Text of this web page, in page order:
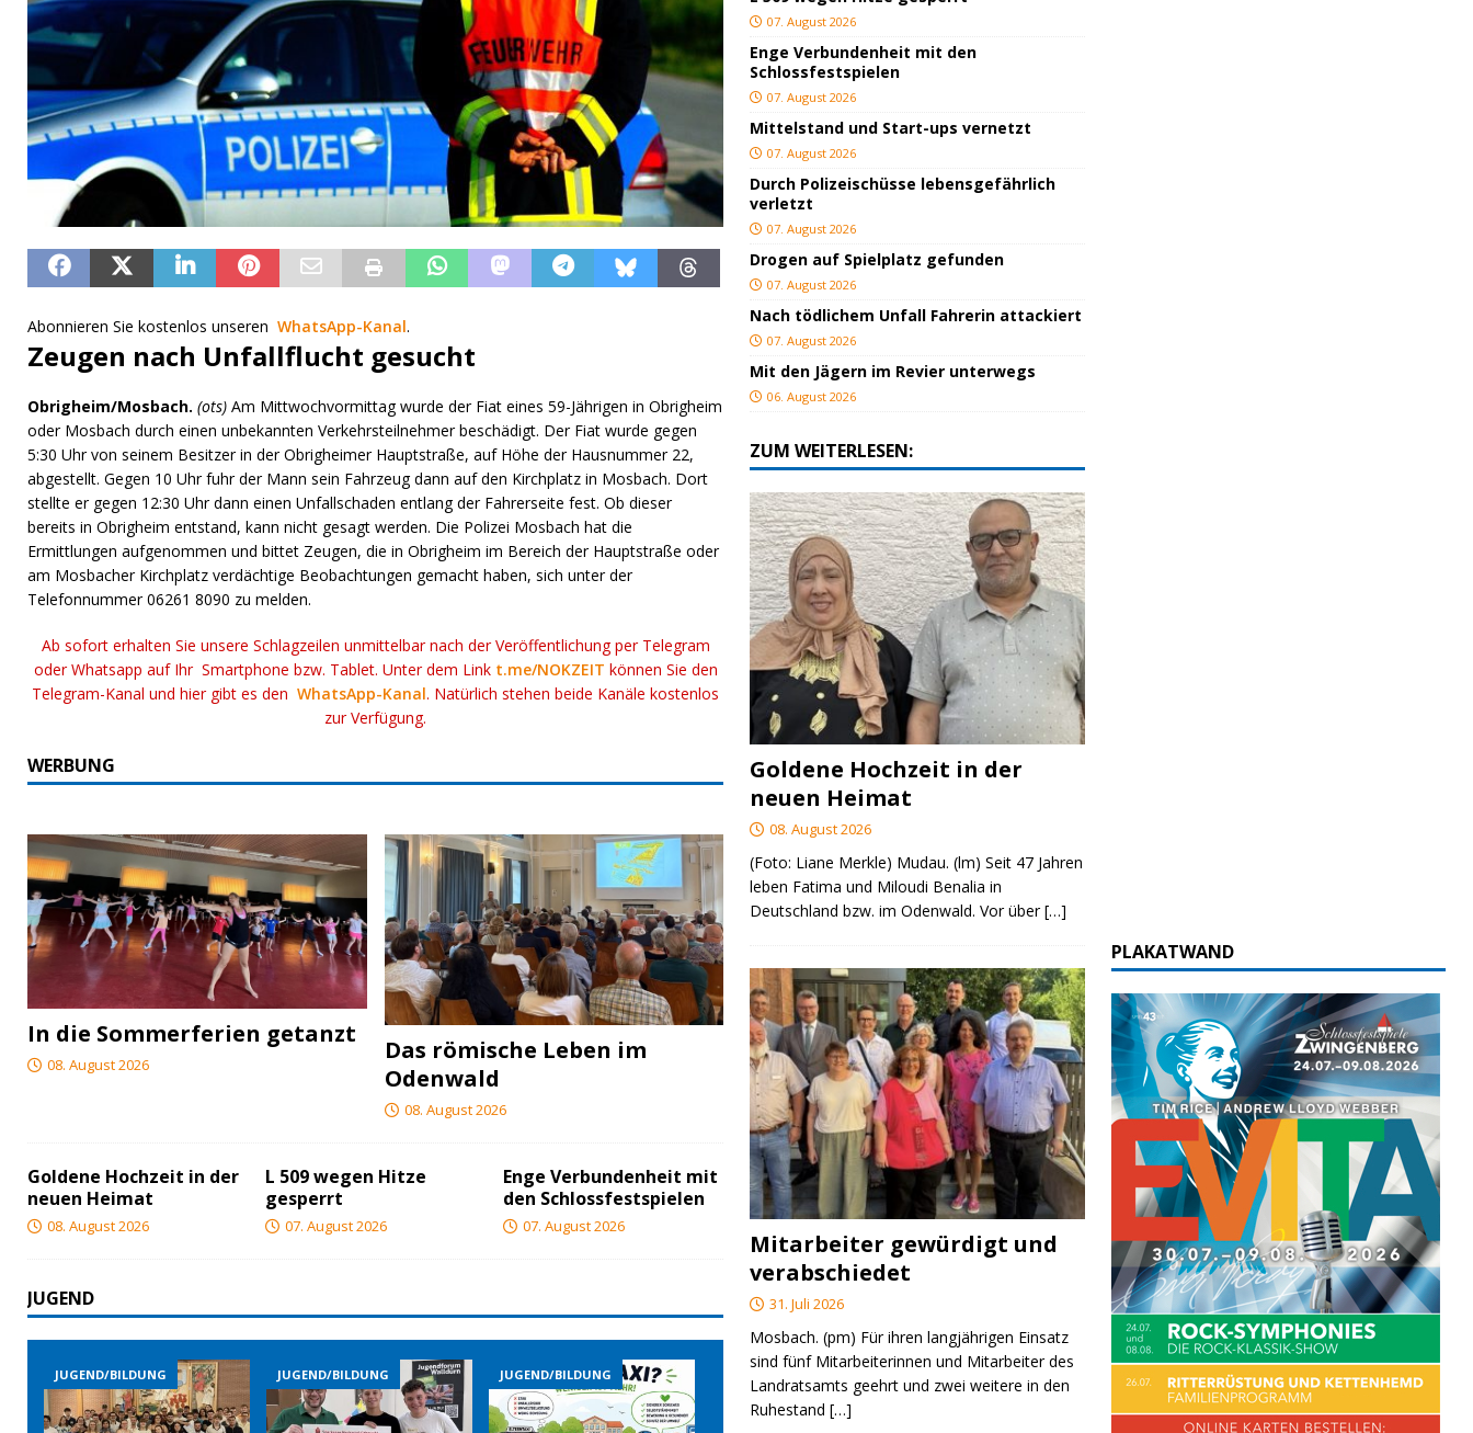
Abonnieren Sie kostenlos unseren WhatsApp-Kanal.
Zeugen nach Unfallflucht gesucht
Obrigheim/Mosbach. (ots) Am Mittwochvormittag wurde der Fiat eines 59-Jährigen in Obrigheim
oder Mosbach durch einen unbekannten Verkehrsteilnehmer beschädigt. Der Fiat wurde gegen
5:30 Uhr von seinem Besitzer in der Obrigheimer Hauptstraße, auf Höhe der Hausnummer 22,
abgestellt. Gegen 10 Uhr fuhr der Mann sein Fahrzeug dann auf den Kirchplatz in Mosbach. Dort
stellte er gegen 12:30 Uhr dann einen Unfallschaden entlang der Fahrerseite fest. Ob dieser
bereits in Obrigheim entstand, kann nicht gesagt werden. Die Polizei Mosbach hat die
Ermittlungen aufgenommen und bittet Zeugen, die in Obrigheim im Bereich der Hauptstraße oder
am Mosbacher Kirchplatz verdächtige Beobachtungen gemacht haben, sich unter der
Telefonnummer 06261 8090 zu melden.
Ab sofort erhalten Sie unsere Schlagzeilen unmittelbar nach der Veröffentlichung per Telegram
oder Whatsapp auf Ihr Smartphone bzw. Tablet. Unter dem Link t.me/NOKZEIT können Sie den
Telegram-Kanal und hier gibt es denWhatsApp-Kanal. Natürlich stehen beide Kanäle kostenlos
zur Verfügung.
WERBUNG
In die Sommerferien getanzt
08. August 2026
Das römische Leben im
Odenwald
08. August 2026
Goldene Hochzeit in der
neuen Heimat
08. August 2026
L 509 wegen Hitze
gesperrt
07. August 2026
Enge Verbundenheit mit
den Schlossfestspielen
07. August 2026
JUGEND
JUGEND/BILDUNG JUGEND/BILDUNG JUGEND/BILDUNG
07. August 2026
Enge Verbundenheit mit den
Schlossfestspielen
07. August 2026
Mittelstand und Start-ups vernetzt
07. August 2026
Durch Polizeischüsse lebensgefährlich
verletzt
07. August 2026
Drogen auf Spielplatz gefunden
07. August 2026
Nach tödlichem Unfall Fahrerin attackiert
07. August 2026
Mit den Jägern im Revier unterwegs
06. August 2026
ZUM WEITERLESEN:
Goldene Hochzeit in der
neuen Heimat
08. August 2026
(Foto: Liane Merkle) Mudau. (lm) Seit 47 Jahren
leben Fatima und Miloudi Benalia in
Deutschland bzw. im Odenwald. Vor über[…]
Mitarbeiter gewürdigt und
verabschiedet
31. Juli 2026
Mosbach. (pm) Für ihren langjährigen Einsatz
sind fünf Mitarbeiterinnen und Mitarbeiter des
Landratsamts geehrt und zwei weitere in den
Ruhestand[…]
PLAKATWAND